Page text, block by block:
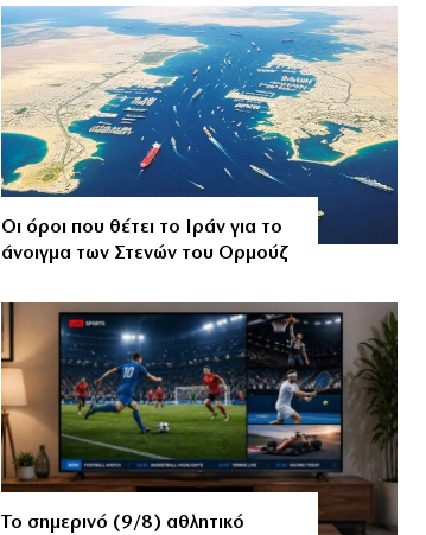
Οι όροι που θέτει το Ιράν για το
άνοιγμα των Στενών του Ορμούζ
Το σημερινό (9/8) αθλητικό